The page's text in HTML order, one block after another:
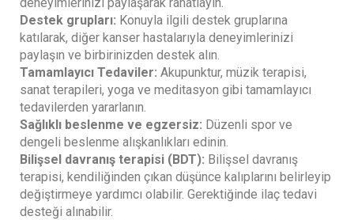
Destek grupları: Konuyla ilgili destek gruplarına
katılarak, diğer kanser hastalarıyla deneyimlerinizi
paylaşın ve birbirinizden destek alın.
Tamamlayıcı Tedaviler: Akupunktur, müzik terapisi,
sanat terapileri, yoga ve meditasyon gibi tamamlayıcı
tedavilerden yararlanın.
Sağlıklı beslenme ve egzersiz: Düzenli spor ve
dengeli beslenme alışkanlıkları edinin.
Bilişsel davranış terapisi (BDT): Bilişsel davranış
terapisi, kendiliğinden çıkan düşünce kalıplarını belirleyip
değiştirmeye yardımcı olabilir. Gerektiğinde ilaç tedavi
desteği alınabilir.